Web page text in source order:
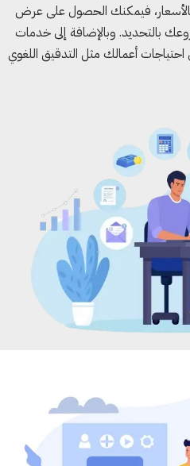
بالأسعار، فيمكنك الحصول على عرض
بالتحديد. وبالإضافة إلى خدمات
احتياجات أعمالك مثل التدقيق اللغوي